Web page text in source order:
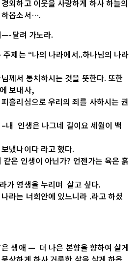
경외하고 이웃을 사랑하게 하사하늘의
하옵소서….
—-달려 가노라.
주제는 “나의 나라에서..하나님의 나라
께서 통치하시는 것을 뜻한다. 또한
에 보내사,
피흘리심으로 우리의 죄를 사하시는 권
–내 인생은 나그네 길이요세월이 백
보냈나이다 라고했다.
같은 인생이 아닌가? 언젠가는 육은 흙
가 영생을 누리며 살고 싶다.
나라는 너희안에 있느니라 .라고하셨
생애 — 더 나은 본향을 향하여 살게